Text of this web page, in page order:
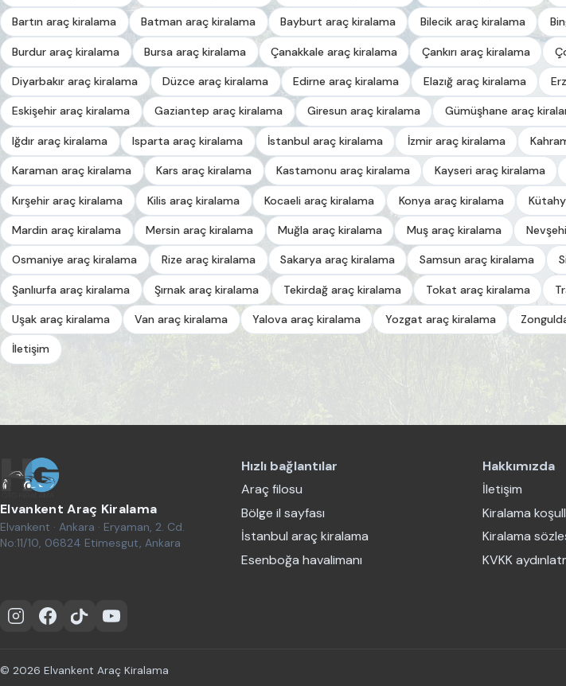
Bartın araç kiralama Batman araç kiralama Bayburt araç kiralama Bilecik araç kiralama
Burdur araç kiralama Bursa araç kiralama Çanakkale araç kiralama Çankırı araç kiralama
Diyarbakır araç kiralama Düzce araç kiralama Edirne araç kiralama Elazığ araç kiralama
Eskişehir araç kiralama Gaziantep araç kiralama Giresun araç kiralama Gümüşhane araç
Iğdır araç kiralama Isparta araç kiralama İstanbul araç kiralama İzmir araç kiralama
Karaman araç kiralama Kars araç kiralama Kastamonu araç kiralama Kayseri araç kiralama
Kırşehir araç kiralama Kilis araç kiralama Kocaeli araç kiralama Konya araç kiralama
Mardin araç kiralama Mersin araç kiralama Muğla araç kiralama Muş araç kiralama
Osmaniye araç kiralama Rize araç kiralama Sakarya araç kiralama Samsun araç kiralama
Şanlıurfa araç kiralama Şırnak araç kiralama Tekirdağ araç kiralama Tokat araç kiralama
Uşak araç kiralama Van araç kiralama Yalova araç kiralama Yozgat araç kiralama
İletişim
Elvankent Araç Kiralama
Elvankent · Ankara · Eryaman, 2. Cd.
No:11/10, 06824 Etimesgut, Ankara
Hızlı bağlantılar
Araç filosu
Bölge il sayfası
İstanbul araç kiralama
Esenboğa havalimanı
Hakkımızda
İletişim
Kiralama
Kiralama
KVKK
InstagramFacebook
TikTokYouTube
© 2026 Elvankent Araç Kiralama